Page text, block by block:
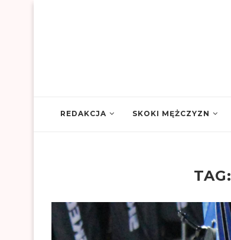
REDAKCJA SKOKI MĘŻCZYZN
TAG: